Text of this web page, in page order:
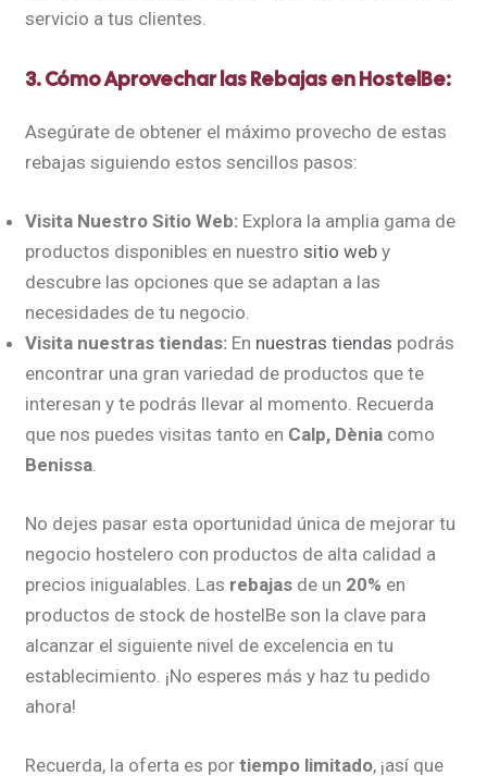
servicio a tus clientes.
3. Cómo Aprovechar las Rebajas en HostelBe:
Asegúrate de obtener el máximo provecho de estas
rebajas siguiendo estos sencillos pasos:
Visita Nuestro Sitio Web:Explora la amplia gama de
productos disponibles en nuestro sitio weby
descubre las opciones que se adaptan a las
necesidades de tu negocio.
Visita nuestras tiendas:En nuestras tiendas podrás
encontrar una gran variedad de productos que te
interesan y te podrás llevar al momento. Recuerda
que nos puedes visitas tanto en Calp, Dèniacomo
Benissa.
No dejes pasar esta oportunidad única de mejorar tu
negocio hostelero con productos de alta calidad a
precios inigualables. Las rebajasde un 20% en
productos de stock de hostelBe son la clave para
alcanzar el siguiente nivel de excelencia en tu
establecimiento. ¡No esperes más y haz tu pedido
ahora!
Recuerda, la oferta es portiempo limitado, ¡así que